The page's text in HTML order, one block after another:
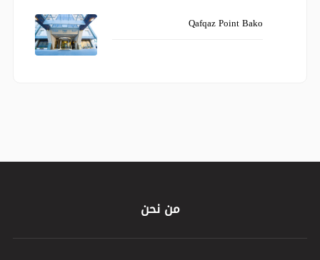
Qafqaz Point Bako
من نحن